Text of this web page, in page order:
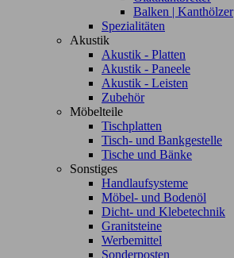
Balken | Kanthölzer
Spezialitäten
Akustik
Akustik - Platten
Akustik - Paneele
Akustik - Leisten
Zubehör
Möbelteile
Tischplatten
Tisch- und Bankgestelle
Tische und Bänke
Sonstiges
Handlaufsysteme
Möbel- und Bodenöl
Dicht- und Klebetechnik
Granitsteine
Werbemittel
Sonderposten